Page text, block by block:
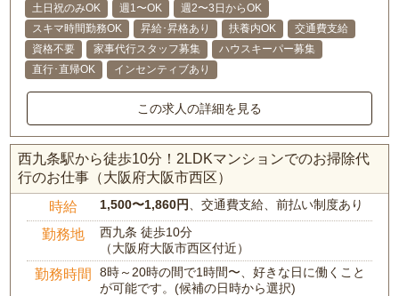
土日祝のみOK 週1〜OK
週2〜3日からOK
スキマ時間勤務OK
昇給･昇格あり 扶養内OK
交通費支給
資格不要
家事代行スタッフ募集
ハウスキーパー募集
直行･直帰OK
インセンティブあり
この求人の詳細を見る
西九条駅から徒歩10分！2LDKマンションでのお掃除代
行のお仕事（大阪府大阪市西区）
時給 1,500〜1,860円 、交通費支給、前払い制度あり
勤務地
西九条 徒歩10分
（大阪府大阪市西区付近）
勤務時間
8時～20時の間で1時間〜、好きな日に働くこと
が可能です。(候補の日時から選択)